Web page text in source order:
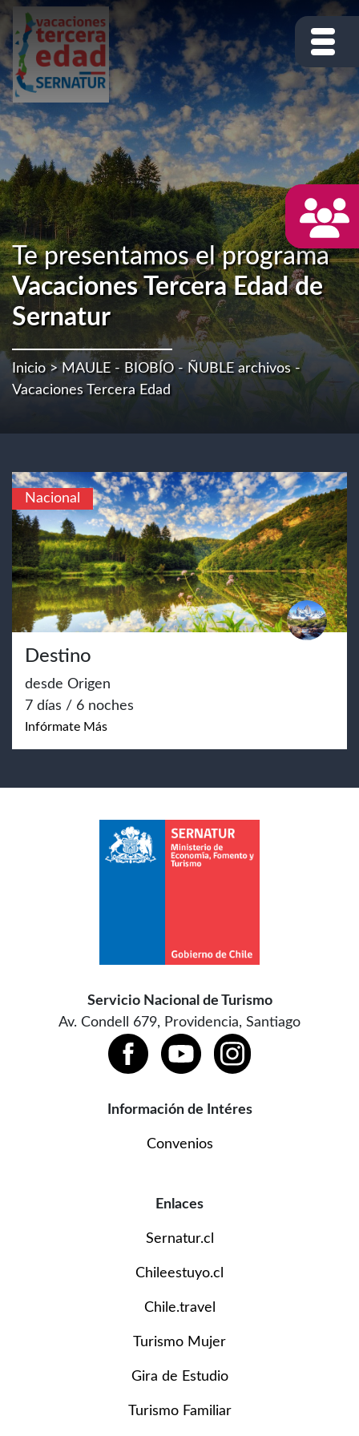
Te presentamos el programa
Vacaciones Tercera Edad de
Sernatur
Inicio> MAULE - BIOBÍO - ÑUBLE archivos -
Vacaciones Tercera Edad
Nacional
Destino
desde Origen
7 días / 6 noches
Infórmate Más
Servicio Nacional de Turismo
Av. Condell 679, Providencia, Santiago
Información de Intéres
Convenios
Enlaces
Sernatur.cl
Chileestuyo.cl
Chile.travel
Turismo Mujer
Gira de Estudio
Turismo Familiar